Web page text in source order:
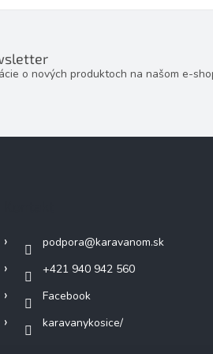
o nových produktoch na našom e-
podpora@karavanom.sk
+421 940 942 560
Facebook
karavanykosice/